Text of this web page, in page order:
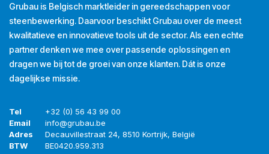
Grubau is Belgisch marktleider in gereedschappen voor
steenbewerking. Daarvoor beschikt Grubau over de meest
kwalitatieve en innovatieve tools uit de sector. Als een echte
partner denken we mee over passende oplossingen en
dragen we bij tot de groei van onze klanten. Dát is onze
dagelijkse missie.
Tel
+32 (0) 56 43 99 00
Email
info@grubau.be
Adres
Decauvillestraat 24, 8510 Kortrijk, België
BTW
BE0420.959.313